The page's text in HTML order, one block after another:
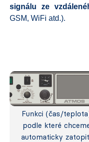
signálu ze
GSM, WiFi atd.).
Funkci (čas/
podle které
automaticky